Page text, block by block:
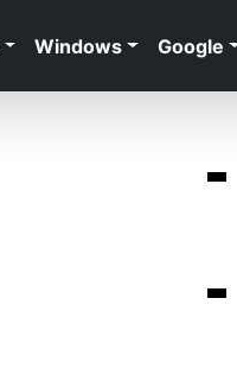
Windows Google